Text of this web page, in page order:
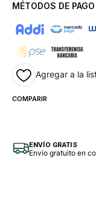
MÉTODOS DE PAGO
Agregar a la
COMPARIR
ENVÍO GRATIS
Envío gratuito en